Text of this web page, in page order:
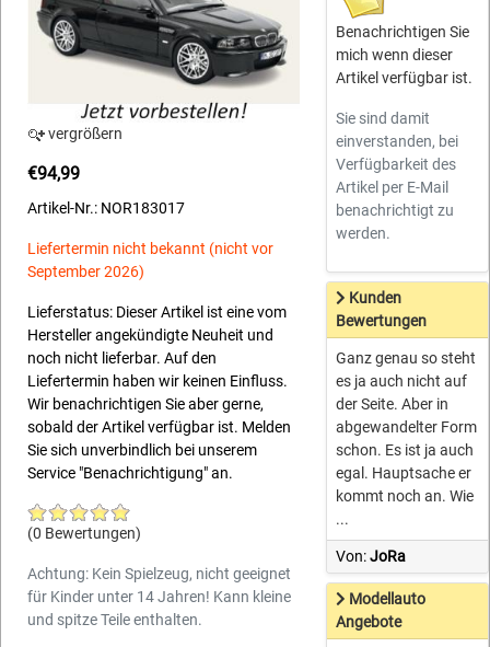
vergrößern
€94,99
Artikel-Nr.: NOR183017
Liefertermin nicht bekannt (nicht vor
September 2026)
Lieferstatus: Dieser Artikel ist eine vom
Hersteller angekündigte Neuheit und
noch nicht lieferbar. Auf den
Liefertermin haben wir keinen Einfluss.
Wir benachrichtigen Sie aber gerne,
sobald der Artikel verfügbar ist. Melden
Sie sich unverbindlich bei unserem
Service "Benachrichtigung" an.
(0 Bewertungen)
Achtung: Kein Spielzeug, nicht geeignet
für Kinder unter 14 Jahren! Kann kleine
und spitze Teile enthalten.
Benachrichtigen Sie
mich wenn dieser
Artikel verfügbar ist.
Sie sind damit
einverstanden, bei
Verfügbarkeit des
Artikel per E-Mail
benachrichtigt zu
werden.
Kunden
Bewertungen
Ganz genau so steht
es ja auch nicht auf
der Seite. Aber in
abgewandelter Form
schon. Es ist ja auch
egal. Hauptsache er
kommt noch an. Wie
...
Von:JoRa
Modellauto
Angebote